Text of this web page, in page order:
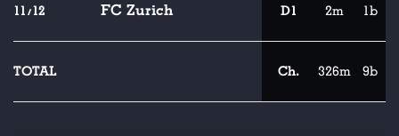
11/12 FC Zurich D1 2m 1b
TOTAL Ch. 326m 9b